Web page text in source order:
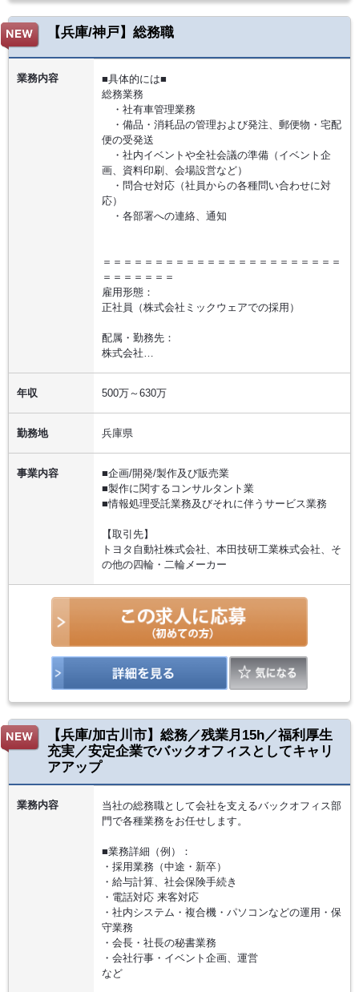
【兵庫/神戸】総務職
業務内容
■具体的には■
総務業務
・社有車管理業務
・備品・消耗品の管理および発注、郵便物・宅配
便の受発送
・社内イベントや全社会議の準備（イベント企
画、資料印刷、会場設営など）
・問合せ対応（社員からの各種問い合わせに対
応）
・各部署への連絡、通知
＝＝＝＝＝＝＝＝＝＝＝＝＝＝＝＝＝＝＝＝＝＝＝
＝＝＝＝＝＝＝
雇用形態：
正社員（株式会社ミックウェアでの採用）
配属・勤務先：
株式会社…
年収 500万～630万
勤務地 兵庫県
事業内容
■企画/開発/製作及び販売業
■製作に関するコンサルタント業
■情報処理受託業務及びそれに伴うサービス業務
【取引先】
トヨタ自動社株式会社、本田技研工業株式会社、そ
の他の四輪・二輪メーカー
【兵庫/加古川市】総務／残業月15h／福利厚生
充実／安定企業でバックオフィスとしてキャリ
アアップ
業務内容
当社の総務職として会社を支えるバックオフィス部
門で各種業務をお任せします。
■業務詳細（例）：
・採用業務（中途・新卒）
・給与計算、社会保険手続き
・電話対応 来客対応
・社内システム・複合機・パソコンなどの運用・保
守業務
・会長・社長の秘書業務
・会社行事・イベント企画、運営
など